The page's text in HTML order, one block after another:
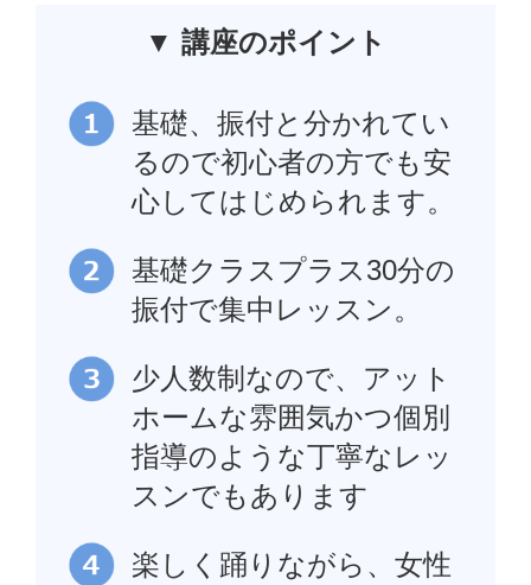
▼ 講座のポイント
基礎、振付と分かれてい
るので初心者の方でも安
心してはじめられます。
基礎クラスプラス30分の
振付で集中レッスン。
少人数制なので、アット
ホームな雰囲気かつ個別
指導のような丁寧なレッ
スンでもあります
楽しく踊りながら、女性